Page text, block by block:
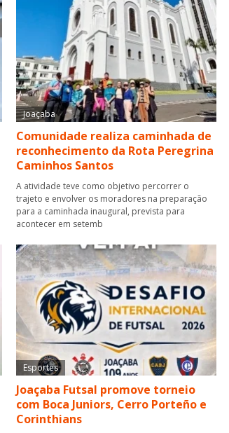
Joaçaba
Comunidade realiza caminhada de
reconhecimento da Rota Peregrina
Caminhos Santos
A atividade teve como objetivo percorrer o
trajeto e envolver os moradores na preparação
para a caminhada inaugural, prevista para
acontecer em setemb
Esportes
Joaçaba Futsal promove torneio
com Boca Juniors, Cerro Porteño e
Corinthians